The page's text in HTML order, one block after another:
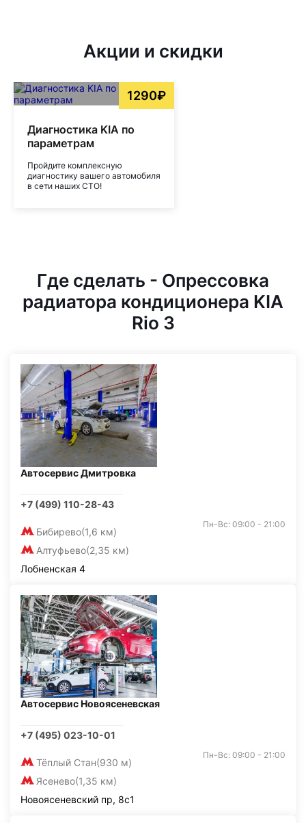
Акции и скидки
1290₽
Диагностика KIA по
параметрам
Пройдите комплексную
диагностику вашего автомобиля
в сети наших СТО!
Где сделать - Опрессовка
радиатора кондиционера KIA
Rio 3
Автосервис Дмитровка
+7 (499) 110-28-43
Бибирево(1,6 км)
Алтуфьево(2,35 км)
Пн-Вс: 09:00 - 21:00
Лобненская 4
Автосервис Новоясеневская
+7 (495) 023-10-01
Тёплый Стан(930 м)
Ясенево(1,35 км)
Пн-Вс: 09:00 - 21:00
Новоясеневский пр, 8с1